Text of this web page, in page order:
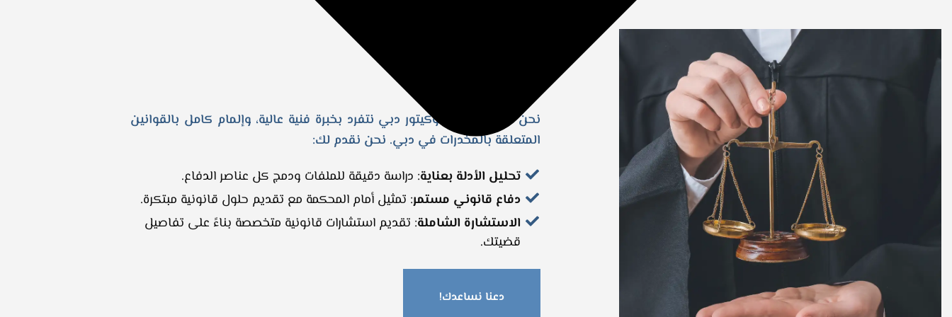
نحن في مكتب أدفوكيتور دبي نتفرد بخبرة فنية عالية، وإلمام كامل بالقوانين
المتعلقة بالمخدرات في دبي. نحن نقدم لك:
تحليل الأدلة بعناية: دراسة دقيقة للملفات ودمج كل عناصر الدفاع.
دفاع قانوني مستمر: تمثيل أمام المحكمة مع تقديم حلول قانونية مبتكرة.
الاستشارة الشاملة: تقديم استشارات قانونية متخصصة بناءً على تفاصيل
قضيتك.
دعنا نساعدك!